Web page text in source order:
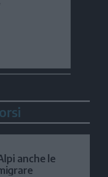
anche le